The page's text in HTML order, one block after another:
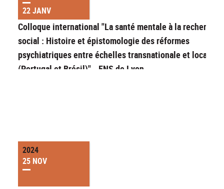
22 JANV
Colloque international "La santé mentale à la recherche
social : Histoire et épistomologie des réformes
psychiatriques entre échelles transnationale et locale
(Portugal et Brésil)" - ENS de Lyon
2024
25 NOV